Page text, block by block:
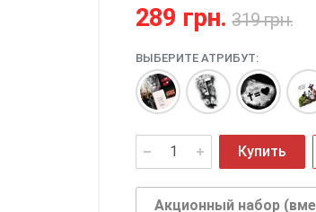
289 грн.319 грн.
ВЫБЕРИТЕ АТРИБУТ:
Купить
Акционный набор